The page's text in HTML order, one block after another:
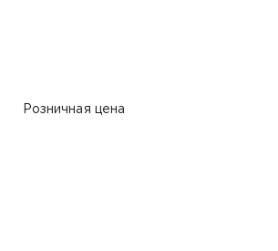
Розничная цена